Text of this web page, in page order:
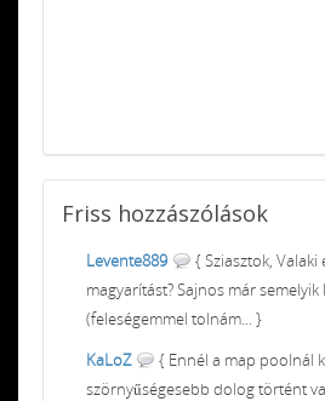
Friss hozzászólások
Levente889
{ Sziasztok,
magyarítást? Sajnos már semelyik
(feleségemmel tolnám... }
KaLoZ
{ Ennél a map poolnál
szörnyűségesebb dolog történt